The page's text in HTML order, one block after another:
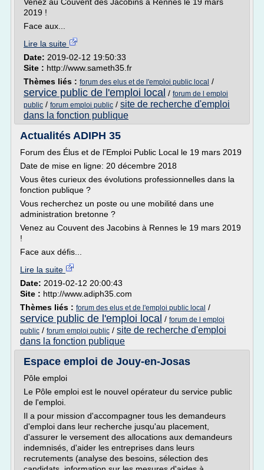
2019 !
Face aux...
Lire la suite
Date: 2019-02-12 19:50:33
Site : http://www.sameth35.fr
Thèmes liés : forum des elus et de l'emploi public local /
service public de l'emploi local / forum de l emploi
public / forum emploi public / site de recherche d'emploi
dans la fonction publique
Actualités ADIPH 35
Forum des Élus et de l'Emploi Public Local le 19 mars 2019
Date de mise en ligne: 20 décembre 2018
Vous êtes curieux des évolutions professionnelles dans la
fonction publique ?
Vous recherchez un poste ou une mobilité dans une
administration bretonne ?
Venez au Couvent des Jacobins à Rennes le 19 mars 2019
!
Face aux défis...
Lire la suite
Date: 2019-02-12 20:00:43
Site : http://www.adiph35.com
Thèmes liés : forum des elus et de l'emploi public local /
service public de l'emploi local / forum de l emploi
public / forum emploi public / site de recherche d'emploi
dans la fonction publique
Espace emploi de Jouy-en-Josas
Pôle emploi
Le Pôle emploi est le nouvel opérateur du service public
de l'emploi.
Il a pour mission d'accompagner tous les demandeurs
d'emploi dans leur recherche jusqu'au placement,
d'assurer le versement des allocations aux demandeurs
indemnisés, d'aider les entreprises dans leurs
recrutements (analyse des besoins, sélection des